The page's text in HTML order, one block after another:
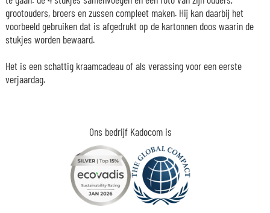
Ons bedrijf Kadocom is
grootouders, broers en zussen compleet maken. Hij kan daarbij het
voorbeeld gebruiken dat is afgedrukt op de kartonnen doos waarin de
stukjes worden bewaard.
Het is een schattig kraamcadeau of als verassing voor een eerste
verjaardag.